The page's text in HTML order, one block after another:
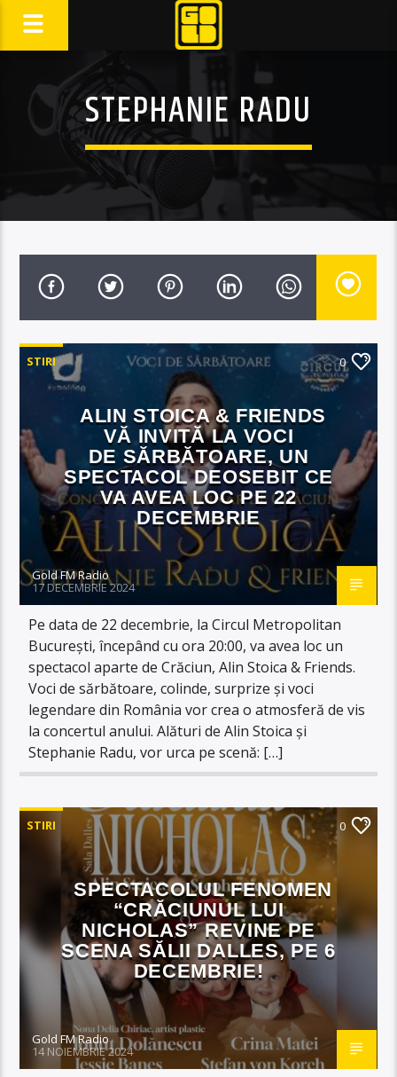
STEPHANIE RADU
STIRI 0
ALIN STOICA & FRIENDS
VĂ INVITĂ LA VOCI
DE SĂRBĂTOARE, UN
SPECTACOL DEOSEBIT CE
VA AVEA LOC PE 22
DECEMBRIE
Gold FM Radio
17 DECEMBRIE 2024
Pe data de 22 decembrie, la Circul Metropolitan
București, începând cu ora 20:00, va avea loc un
spectacol aparte de Crăciun, Alin Stoica & Friends.
Voci de sărbătoare, colinde, surprize și voci
legendare din România vor crea o atmosferă de vis
la concertul anului. Alături de Alin Stoica și
Stephanie Radu, vor urca pe scenă: […]
STIRI 0
SPECTACOLUL FENOMEN
“CRĂCIUNUL LUI
NICHOLAS” REVINE PE
SCENA SĂLII DALLES, PE 6
DECEMBRIE!
Gold FM Radio
14 NOIEMBRIE 2024